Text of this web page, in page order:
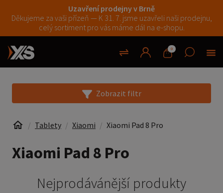
Uzavření prodejny v Brně
Děkujeme za vaši přízeň — K 31. 7. jsme uzavřeli naši prodejnu,
celý sortiment pro vás máme dál na e-shopu.
0
Zobrazit filtr
Tablety Xiaomi Xiaomi Pad 8 Pro
Xiaomi Pad 8 Pro
Nejprodávánější produkty